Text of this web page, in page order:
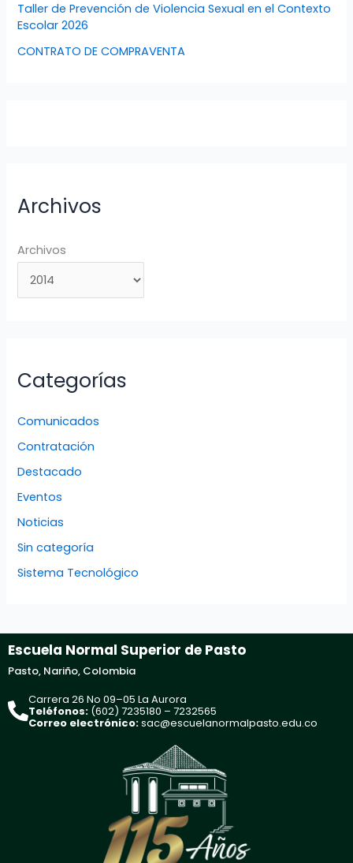
Taller de Prevención de Violencia Sexual en el Contexto
Escolar 2026
CONTRATO DE COMPRAVENTA
Archivos
Archivos
Categorías
Comunicados
Contratación
Destacado
Eventos
Noticias
Sin categoría
Sistema Tecnológico
Escuela Normal Superior de Pasto
Pasto, Nariño, Colombia
Carrera 26 No 09–05 La Aurora
Teléfonos: (602) 7235180 – 7232565
Correo electrónico:sac@escuelanormalpasto.edu.co